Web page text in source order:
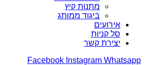
מתנות קיץ
ביגוד ממותג
אירועים
סל קניות
יצירת קשר
Facebook Instagram Whatsapp